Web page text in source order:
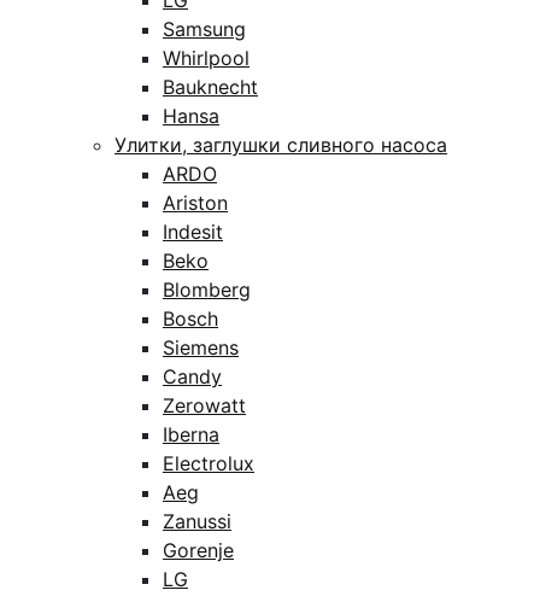
Samsung
Whirlpool
Bauknecht
Hansa
Улитки, заглушки сливного насоса
ARDO
Ariston
Indesit
Beko
Blomberg
Bosch
Siemens
Candy
Zerowatt
Iberna
Electrolux
Aeg
Zanussi
Gorenje
LG